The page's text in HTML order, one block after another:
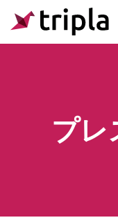
プレ